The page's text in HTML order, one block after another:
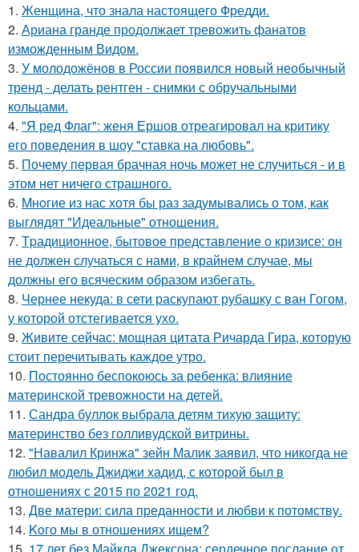
1. Женщина, что знала настоящего Фредди.
2. Ариана гранде продолжает тревожить фанатов
изможденным Видом.
3. У молодожёнов в России появился новый необычный
тренд - делать рентген - снимки с обручальными
кольцами.
4. "Я ред Флаг": женя Ершов отреагировал на критику
его поведения в шоу "ставка на любовь".
5. Почему первая брачная ночь может не случиться - и в
этом нет ничего страшного.
6. Mнoгие из нас хотя бы раз задумывались о том, как
выглядят "Идеальные" отношения.
7. Tpадиционное, бытовое представление о кризисе: он
не должен случаться с нами, в крайнем случае, мы
должны его всяческим образом избегать.
8. Чернее некуда: в сети раскупают рубашку с ван Гогом,
у которой отстегивается ухо.
9. Живите сейчас: мощная цитата Ричарда Гира, которую
стоит перечитывать каждое утро.
10. Постоянно беспокоюсь за ребенка: влияние
материнской тревожности на детей.
11. Сандра буллок выбрала детям тихую защиту:
материнство без голливудской витрины.
12. "Навалил Кринжа" зейн Малик заявил, что никогда не
любил модель Джиджи хадид, с которой был в
отношениях с 2015 по 2021 год.
13. Две матери: сила преданности и любви к потомству.
14. Koго мы в отношениях ищем?